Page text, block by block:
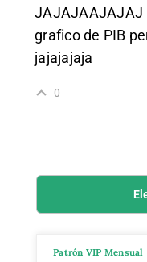
JAJAJAAJAJAJ
grafico de PIB
jajajajaja
0
Patrón VIP Mensual